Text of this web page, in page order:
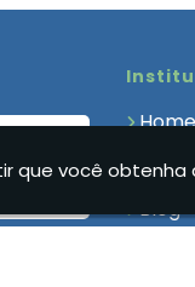
e Alcoolismo
Clínica de
Clínica de
Clinica
Feminina
Clinica
Blog
que você obtenha